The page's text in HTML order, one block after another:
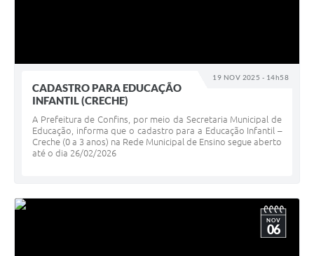
19 NOV 2025 - 14h58
CADASTRO PARA EDUCAÇÃO
INFANTIL (CRECHE)
A Prefeitura de Confins, por meio da Secretaria Municipal de
Educação, informa que o cadastro para a Educação Infantil –
Creche (0 a 3 anos) na Rede Municipal de Ensino segue aberto
até o dia 26/02/2026
NOV
06